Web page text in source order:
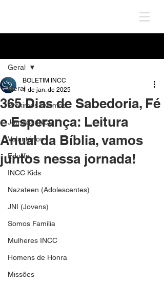
Geral
Próximos Eventos
Jornada INCC
Voluntários
Edulife
INCC Kids
Nazateen (Adolescentes)
JNI (Jovens)
Somos Família
Mulheres INCC
Homens de Honra
Missões
Geral
365 Dias de Sabedoria, Fé
e Esperança: Leitura
Anual da Bíblia, vamos
juntos nessa jornada!
BOLETIM INCC
1 de jan. de 2025